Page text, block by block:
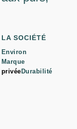
LA SOCIÉTÉ
Environ
Marque
privée Durabilité